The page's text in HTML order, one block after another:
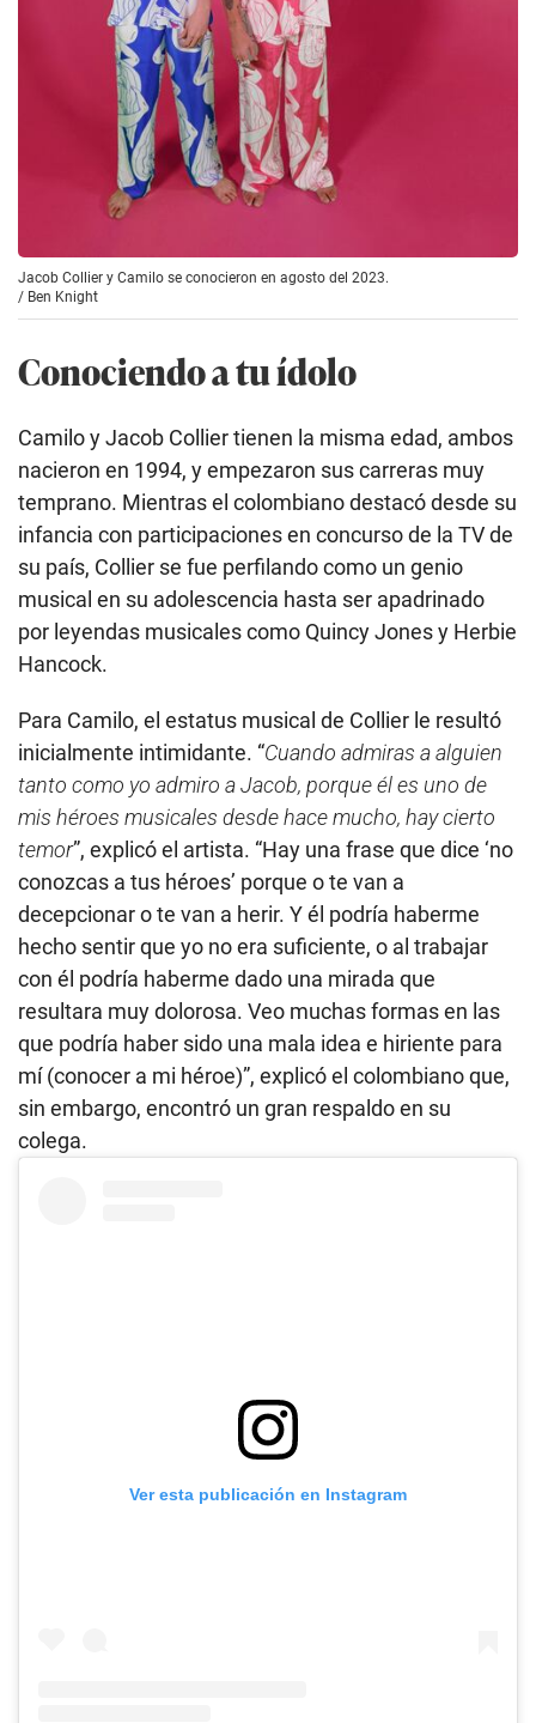
Jacob Collier y Camilo se conocieron en agosto del 2023.
/ Ben Knight
Conociendo a tu ídolo
Camilo y Jacob Collier tienen la misma edad, ambos
nacieron en 1994, y empezaron sus carreras muy
temprano. Mientras el colombiano destacó desde su
infancia con participaciones en concurso de la TV de
su país, Collier se fue perfilando como un genio
musical en su adolescencia hasta ser apadrinado
por leyendas musicales como Quincy Jones y Herbie
Hancock.
Para Camilo, el estatus musical de Collier le resultó
inicialmente intimidante. “Cuando admiras a alguien
tanto como yo admiro a Jacob, porque él es uno de
mis héroes musicales desde hace mucho, hay cierto
temor”, explicó el artista. “Hay una frase que dice ‘no
conozcas a tus héroes’ porque o te van a
decepcionar o te van a herir. Y él podría haberme
hecho sentir que yo no era suficiente, o al trabajar
con él podría haberme dado una mirada que
resultara muy dolorosa. Veo muchas formas en las
que podría haber sido una mala idea e hiriente para
mí (conocer a mi héroe)”, explicó el colombiano que,
sin embargo, encontró un gran respaldo en su
colega.
Ver esta publicación en Instagram